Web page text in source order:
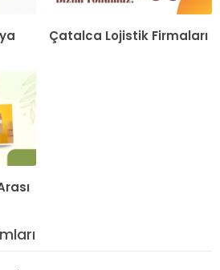
Çatalca Lojistik Firmaları